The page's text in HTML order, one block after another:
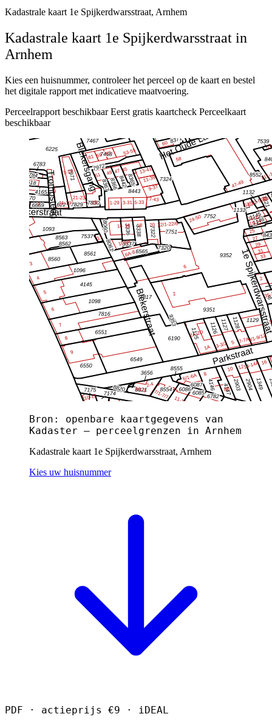
Kadastrale kaart 1e Spijkerdwarsstraat, Arnhem
Kadastrale kaart 1e Spijkerdwarsstraat in
Arnhem
Kies een huisnummer, controleer het perceel op de kaart en bestel
het digitale rapport met indicatieve maatvoering.
Perceelrapport beschikbaar Eerst gratis kaartcheck Perceelkaart
beschikbaar
Bron: openbare kaartgegevens van
Kadaster — perceelgrenzen in Arnhem
Kadastrale kaart 1e Spijkerdwarsstraat, Arnhem
Kies uw huisnummer
PDF · actieprijs €9 · iDEAL